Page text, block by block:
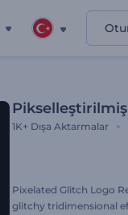
1K+ Dışa Aktarmalar
Pixelated Glitch Logo
glitchy tridimensional